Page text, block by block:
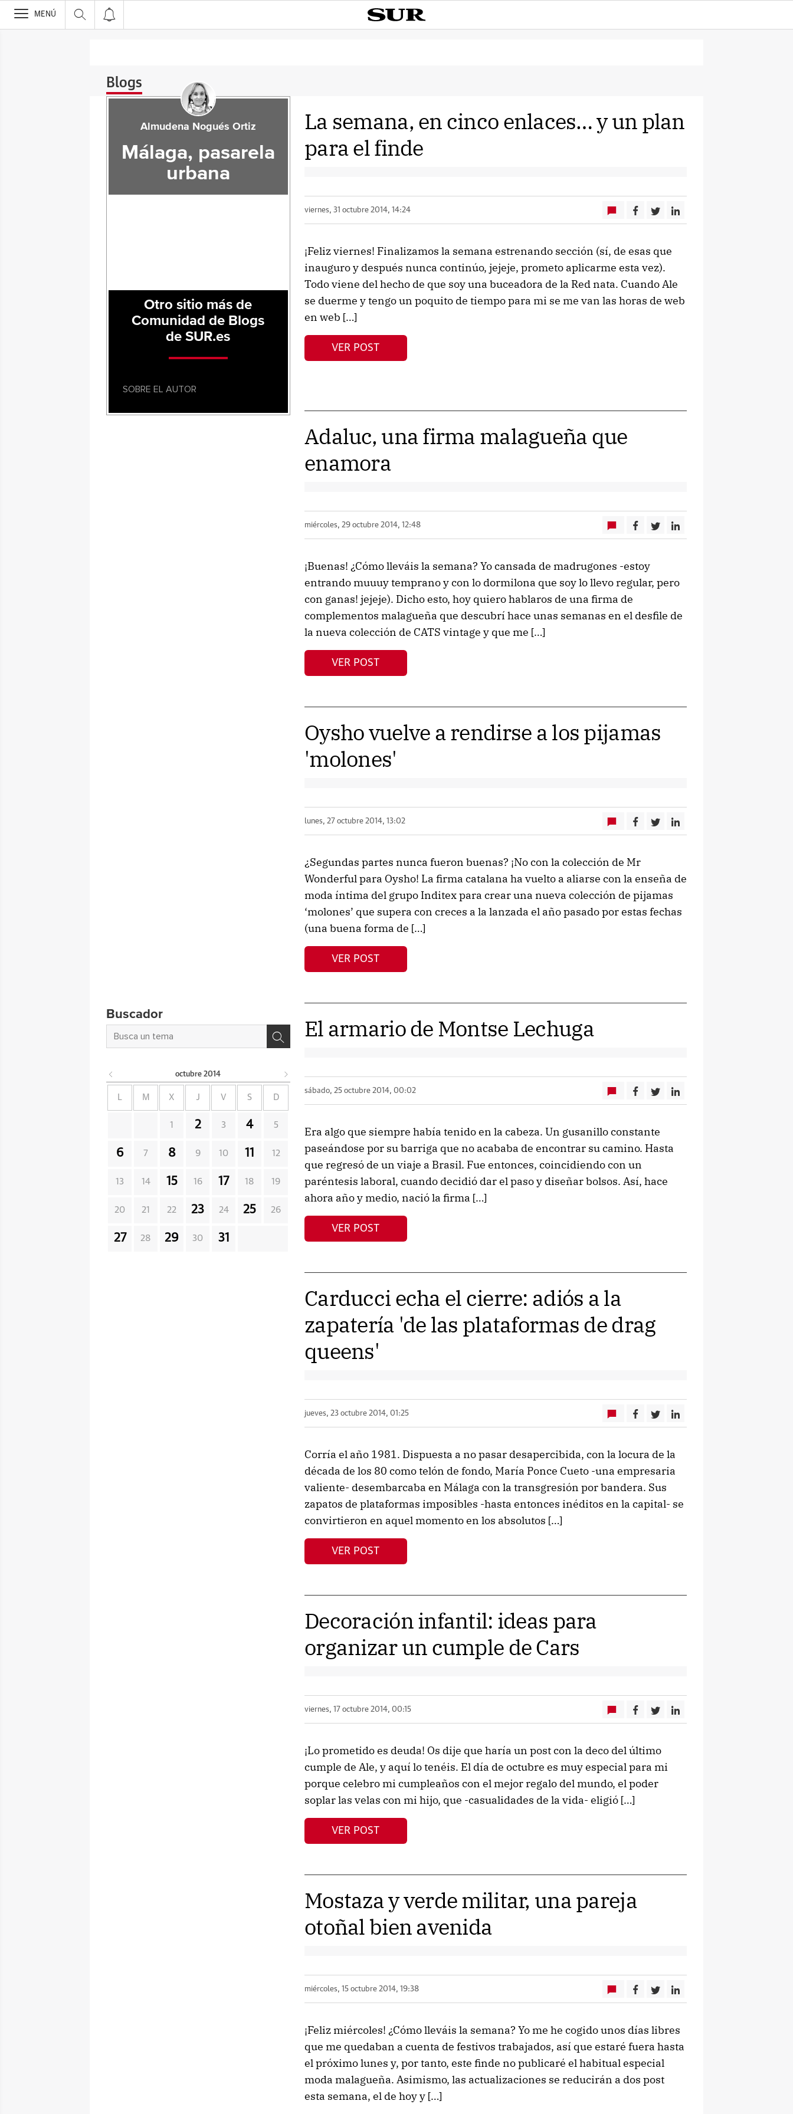
>
MENÚ
Blogs
La semana, en cinco enlaces… y un plan
para el finde
viernes, 31 octubre 2014, 14:24
¡Feliz viernes! Finalizamos la semana estrenando sección (sí, de esas que
inauguro y después nunca continúo, jejeje, prometo aplicarme esta vez).
Todo viene del hecho de que soy una buceadora de la Red nata. Cuando Ale
se duerme y tengo un poquito de tiempo para mi se me van las horas de web
en web […]
VER POST
Adaluc, una firma malagueña que
enamora
miércoles, 29 octubre 2014, 12:48
¡Buenas! ¿Cómo lleváis la semana? Yo cansada de madrugones -estoy
entrando muuuy temprano y con lo dormilona que soy lo llevo regular, pero
con ganas! jejeje). Dicho esto, hoy quiero hablaros de una firma de
complementos malagueña que descubrí hace unas semanas en el desfile de
la nueva colección de CATS vintage y que me […]
VER POST
Oysho vuelve a rendirse a los pijamas
'molones'
lunes, 27 octubre 2014, 13:02
¿Segundas partes nunca fueron buenas? ¡No con la colección de Mr
Wonderful para Oysho! La firma catalana ha vuelto a aliarse con la enseña de
moda íntima del grupo Inditex para crear una nueva colección de pijamas
‘molones’ que supera con creces a la lanzada el año pasado por estas fechas
(una buena forma de […]
VER POST
El armario de Montse Lechuga
sábado, 25 octubre 2014, 00:02
Era algo que siempre había tenido en la cabeza. Un gusanillo constante
paseándose por su barriga que no acababa de encontrar su camino. Hasta
que regresó de un viaje a Brasil. Fue entonces, coincidiendo con un
paréntesis laboral, cuando decidió dar el paso y diseñar bolsos. Así, hace
ahora año y medio, nació la firma […]
VER POST
Carducci echa el cierre: adiós a la
zapatería 'de las plataformas de drag
queens'
jueves, 23 octubre 2014, 01:25
Corría el año 1981. Dispuesta a no pasar desapercibida, con la locura de la
década de los 80 como telón de fondo, María Ponce Cueto -una empresaria
valiente- desembarcaba en Málaga con la transgresión por bandera. Sus
zapatos de plataformas imposibles -hasta entonces inéditos en la capital- se
convirtieron en aquel momento en los absolutos […]
VER POST
Decoración infantil: ideas para
organizar un cumple de Cars
viernes, 17 octubre 2014, 00:15
¡Lo prometido es deuda! Os dije que haría un post con la deco del último
cumple de Ale, y aquí lo tenéis. El día de octubre es muy especial para mi
porque celebro mi cumpleaños con el mejor regalo del mundo, el poder
soplar las velas con mi hijo, que -casualidades de la vida- eligió […]
VER POST
Mostaza y verde militar, una pareja
otoñal bien avenida
miércoles, 15 octubre 2014, 19:38
¡Feliz miércoles! ¿Cómo lleváis la semana? Yo me he cogido unos días libres
que me quedaban a cuenta de festivos trabajados, así que estaré fuera hasta
el próximo lunes y, por tanto, este finde no publicaré el habitual especial
moda malagueña. Asimismo, las actualizaciones se reducirán a dos post
esta semana, el de hoy y […]
Almudena Nogués Ortiz
Málaga, pasarela
urbana
Otro sitio más de
Comunidad de Blogs
de SUR.es
SOBRE EL AUTOR
Buscador
octubre 2014
L M X J V S D
1 2 3 4 5
6 7 8 9 10 11 12
13 14 15 16 17 18 19
20 21 22 23 24 25 26
27 28 29 30 31